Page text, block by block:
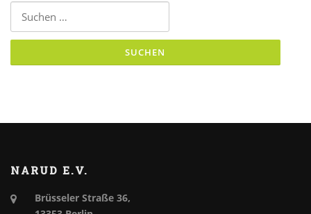
Suchen nach:
NARUD E.V.
Brüsseler Straße 36,